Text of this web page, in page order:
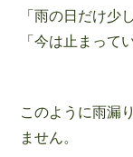
「雨の日だけ少
「今は止まって
このように雨漏
ません。